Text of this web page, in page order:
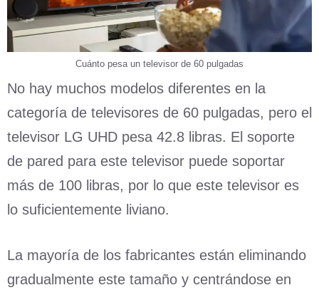
Cuánto pesa un televisor de 60 pulgadas
No hay muchos modelos diferentes en la
categoría de televisores de 60 pulgadas, pero el
televisor LG UHD pesa 42.8 libras. El soporte
de pared para este televisor puede soportar
más de 100 libras, por lo que este televisor es
lo suficientemente liviano.
La mayoría de los fabricantes están eliminando
gradualmente este tamaño y centrándose en